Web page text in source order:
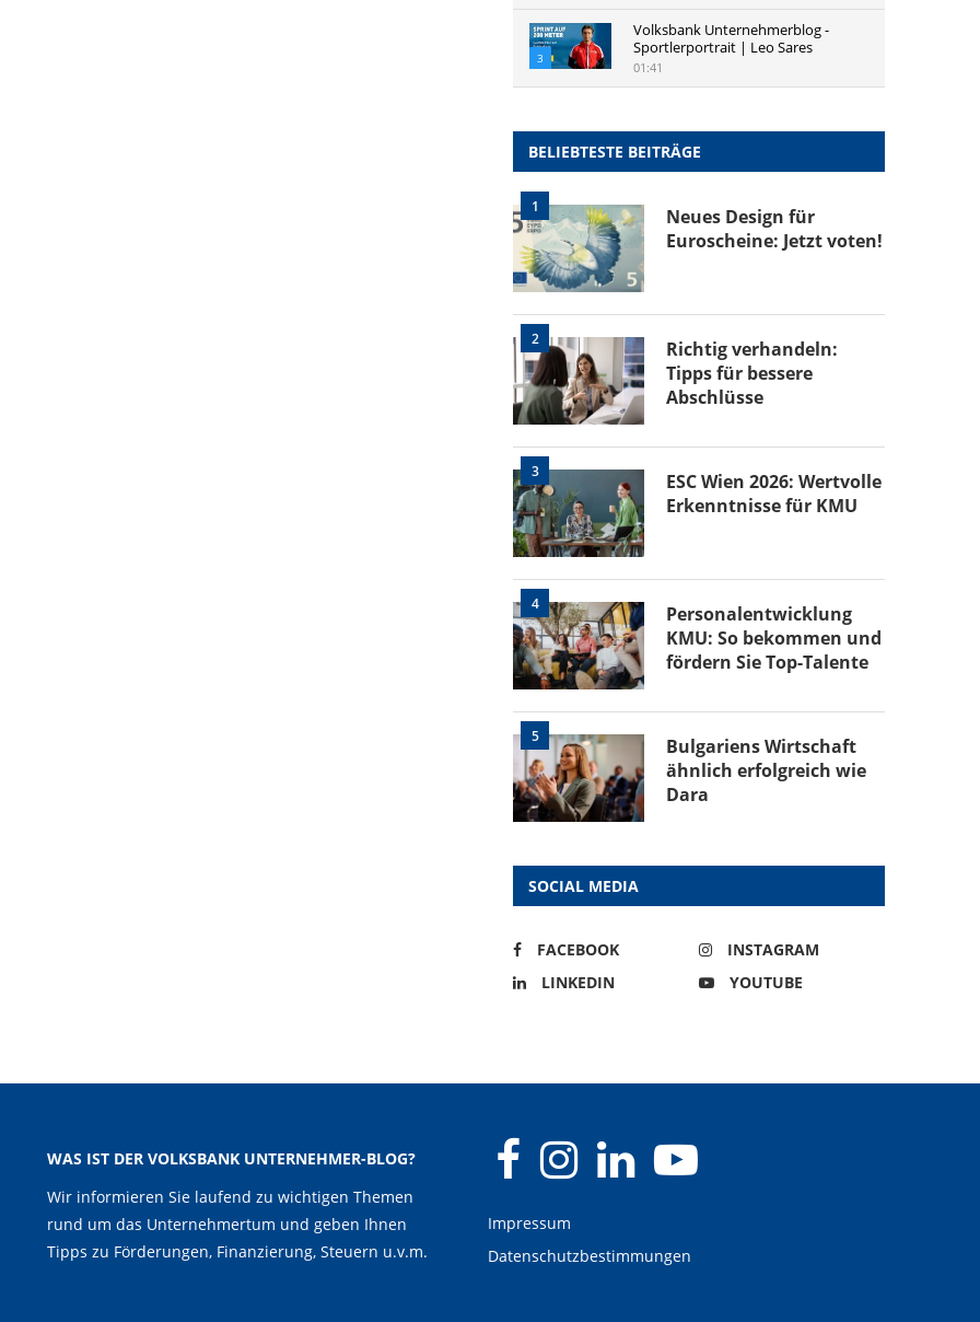
3
Volksbank Unternehmerblog -
Sportlerportrait | Leo Sares
01:41
BELIEBTESTE BEITRÄGE
1
Neues Design für
Euroscheine: Jetzt voten!
2
Richtig verhandeln:
Tipps für bessere
Abschlüsse
3
ESC Wien 2026: Wertvolle
Erkenntnisse für KMU
4
Personalentwicklung
KMU: So bekommen und
fördern Sie Top-Talente
5
Bulgariens Wirtschaft
ähnlich erfolgreich wie
Dara
SOCIAL MEDIA
FACEBOOK
INSTAGRAM
LINKEDIN
YOUTUBE
WAS IST DER VOLKSBANK UNTERNEHMER-BLOG?
Wir informieren Sie laufend zu wichtigen Themen
rund um das Unternehmertum und geben Ihnen
Tipps zu Förderungen, Finanzierung, Steuern u.v.m.
Impressum
Datenschutzbestimmungen